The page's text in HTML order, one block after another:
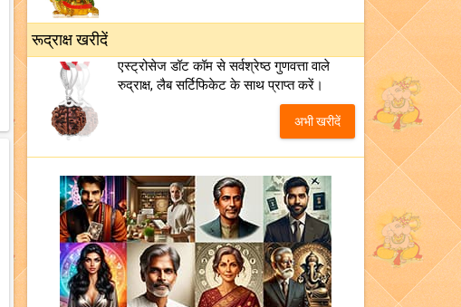
रूद्राक्ष खरीदें
एस्ट्रोसेज डॉट कॉम से सर्वश्रेष्ठ गुणवत्ता वाले
रुद्राक्ष, लैब सर्टिफिकेट के साथ प्राप्त करें।
अभी खरीदें